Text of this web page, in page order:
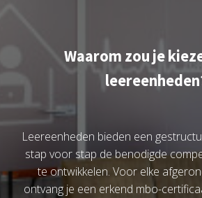
Waarom zou je
Leereenheden bieden een
stap voor stap de benodigde
te ontwikkelen. Voor elke
ontvang je een erkend mbo-